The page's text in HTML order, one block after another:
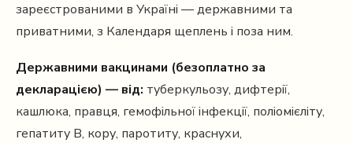
зареєстрованими в Україні — державними та
приватними, з Календаря щеплень і поза ним.
Державними вакцинами (безоплатно за
декларацією) — від: туберкульозу, дифтерії,
кашлюка, правця, гемофільної інфекції, поліомієліту,
гепатиту В, кору, паротиту, краснухи,